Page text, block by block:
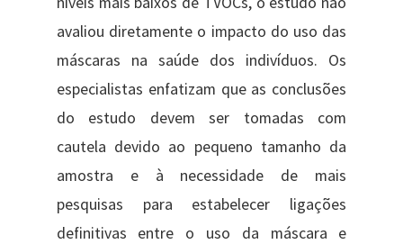
avaliou diretamente o impacto do uso das
máscaras na saúde dos indivíduos. Os
especialistas enfatizam que as conclusões
do estudo devem ser tomadas com
cautela devido ao pequeno tamanho da
amostra e à necessidade de mais
pesquisas para estabelecer ligações
definitivas entre o uso da máscara e